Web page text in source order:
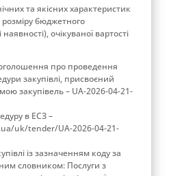
та якісних характеристик
розміру бюджетного
очікуваної вартості
про проведення
закупівлі, присвоєний
закупівель – UA-2026-04-21-
в ЕСЗ –
uk/tender/UA-2026-04-21-
із зазначенням коду за
словником: Послуги з